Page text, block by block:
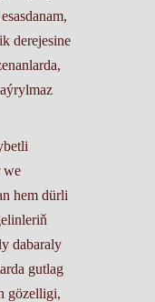
derejesine
we
hem dürli
dabaraly
gutlag
gözelligi,